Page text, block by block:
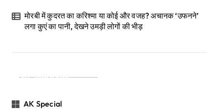
मोरबी में कुदरत का करिश्मा या कोई और वजह? अचानक ‘उफनने’
लगा कुएं का पानी, देखने उमड़ी लोगों की भीड़
Categories
AK Special